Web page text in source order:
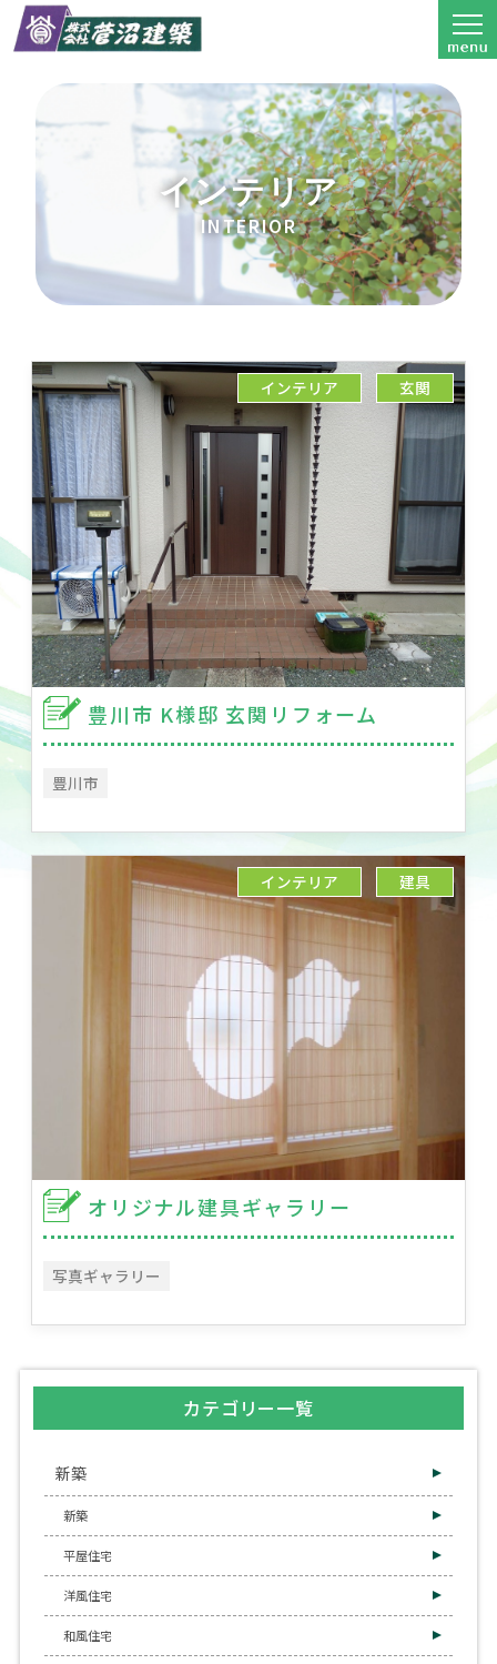
インテリア
INTERIOR
豊川市 K様邸 玄関リフォーム
インテリア 玄関
豊川市
オリジナル建具ギャラリー
インテリア 建具
写真ギャラリー
カテゴリー一覧
新築
新築
平屋住宅
洋風住宅
和風住宅